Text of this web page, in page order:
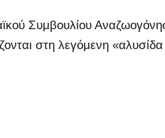
Συμβουλίου
στη λεγόμενη